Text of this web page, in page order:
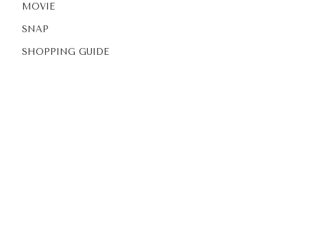
MOVIE
SNAP
SHOPPING GUIDE